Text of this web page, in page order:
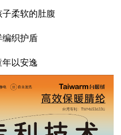
柔软的肚腹
编织护盾
年以安逸